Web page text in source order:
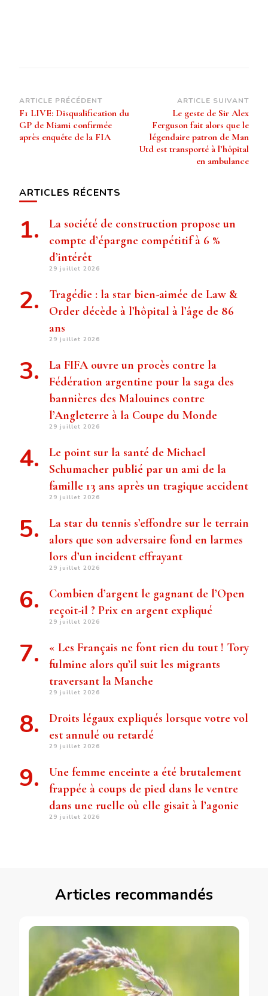
Navigation
d’article
ARTICLE PRÉCÉDENT
F1 LIVE: Disqualification du
GP de Miami confirmée
après enquête de la FIA
ARTICLE SUIVANT
Le geste de Sir Alex
Ferguson fait alors que le
légendaire patron de Man
Utd est transporté à l’hôpital
en ambulance
ARTICLES RÉCENTS
La société de construction propose un
compte d’épargne compétitif à 6 %
d’intérêt
29 juillet 2026
Tragédie : la star bien-aimée de Law &
Order décède à l’hôpital à l’âge de 86
ans
29 juillet 2026
La FIFA ouvre un procès contre la
Fédération argentine pour la saga des
bannières des Malouines contre
l’Angleterre à la Coupe du Monde
29 juillet 2026
Le point sur la santé de Michael
Schumacher publié par un ami de la
famille 13 ans après un tragique accident
29 juillet 2026
La star du tennis s’effondre sur le terrain
alors que son adversaire fond en larmes
lors d’un incident effrayant
29 juillet 2026
Combien d’argent le gagnant de l’Open
reçoit-il ? Prix ​​en argent expliqué
29 juillet 2026
« Les Français ne font rien du tout ! Tory
fulmine alors qu’il suit les migrants
traversant la Manche
29 juillet 2026
Droits légaux expliqués lorsque votre vol
est annulé ou retardé
29 juillet 2026
Une femme enceinte a été brutalement
frappée à coups de pied dans le ventre
dans une ruelle où elle gisait à l’agonie
29 juillet 2026
Articles recommandés